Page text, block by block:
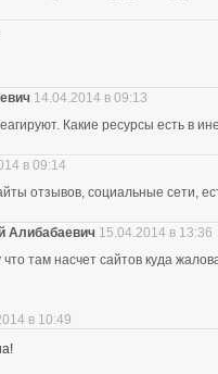
14.04.2014 в 09:13
Какие ресурсы есть в
в 09:14
отзывов, социальные сети,
Алибабаевич 15.04.2014 в 13:36
что там насчет сайтов куда
в 10:49